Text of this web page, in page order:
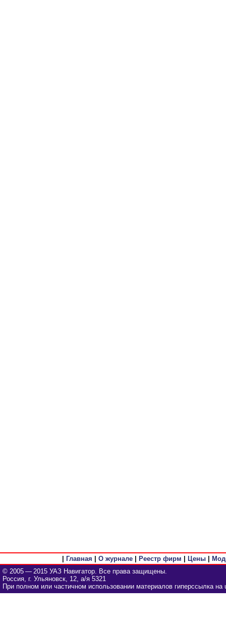
Главная О журнале| Реестр фирм Цены|
© 2005 — 2015 УАЗ Навигатор. Все права защищены.
Россия, г. Ульяновск, 12, а/я 5321
При полном или частичном использовании материалов гиперссылка на